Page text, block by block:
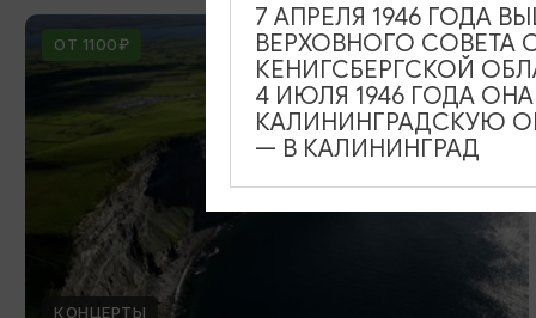
ОТ 1100₽
КОНЦЕРТЫ
7 АПРЕЛЯ 1946 ГОДА
ВЕРХОВНОГО СОВЕТА
КЕНИГСБЕРГСКОЙ
4 ИЮЛЯ 1946 ГОДА
КАЛИНИНГРАДСКУЮ
— В КАЛИНИНГРАД